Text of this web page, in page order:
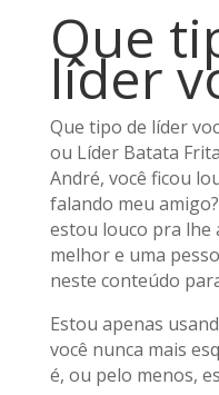
Que
líder
Que tipo de líder
ou Líder Batata
André, você ficou
falando meu
estou louco pra lhe
melhor e uma
neste conteúdo
Estou apenas
você nunca mais
é, ou pelo menos,